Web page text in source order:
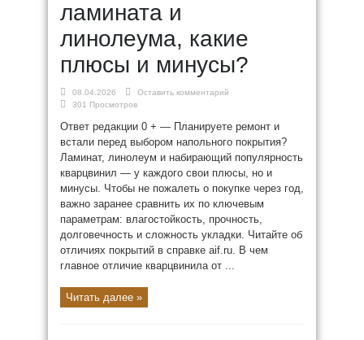
ламината и
линолеума, какие
плюсы и минусы?
08.04.2026
Оставить комментарий
301 Просмотров
Ответ редакции 0 + — Планируете ремонт и
встали перед выбором напольного покрытия?
Ламинат, линолеум и набирающий популярность
кварцвинил — у каждого свои плюсы, но и
минусы. Чтобы не пожалеть о покупке через год,
важно заранее сравнить их по ключевым
параметрам: влагостойкость, прочность,
долговечность и сложность укладки. Читайте об
отличиях покрытий в справке aif.ru. В чем
главное отличие кварцвинила от ...
Читать далее »